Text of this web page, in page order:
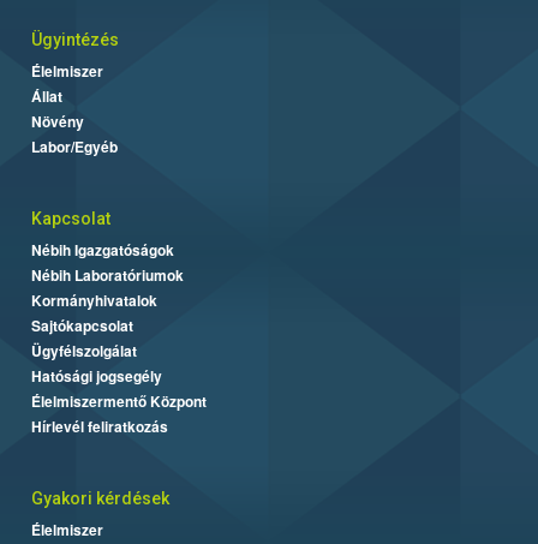
Ügyintézés
Élelmiszer
Állat
Növény
Labor/Egyéb
Kapcsolat
Nébih Igazgatóságok
Nébih Laboratóriumok
Kormányhivatalok
Sajtókapcsolat
Ügyfélszolgálat
Hatósági jogsegély
Élelmiszermentő Központ
Hírlevél feliratkozás
Gyakori kérdések
Élelmiszer